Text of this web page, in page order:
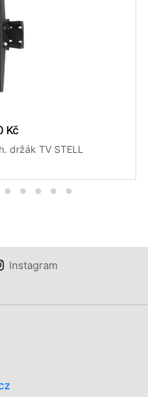
Kč
držák TV STELL
Instagram